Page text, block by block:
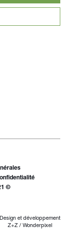
©
Design et développement
Z+Z / Wonderpixel